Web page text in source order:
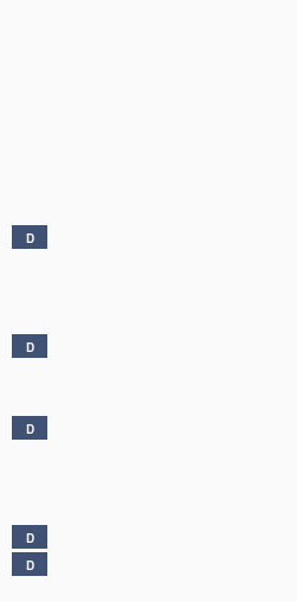
D
D
D
D
D